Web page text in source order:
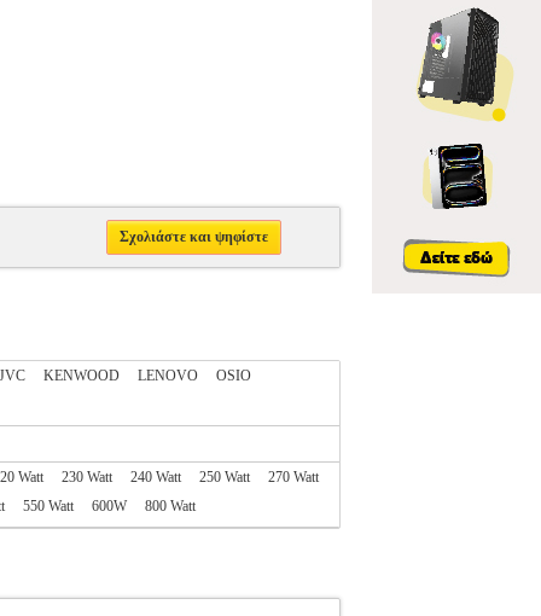
Σχολιάστε και ψηφίστε
JVC KENWOOD LENOVO
OSIO
Watt 230 Watt 240 Watt 250 Watt
270 Watt
550 Watt 600W 800 Watt